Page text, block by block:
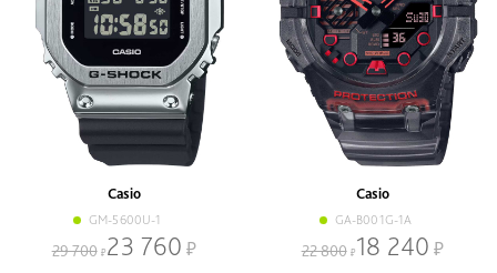
Casio
GM-5600U-1
29 700 23 760
Casio
GA-B001G-1A
22 800 18 240